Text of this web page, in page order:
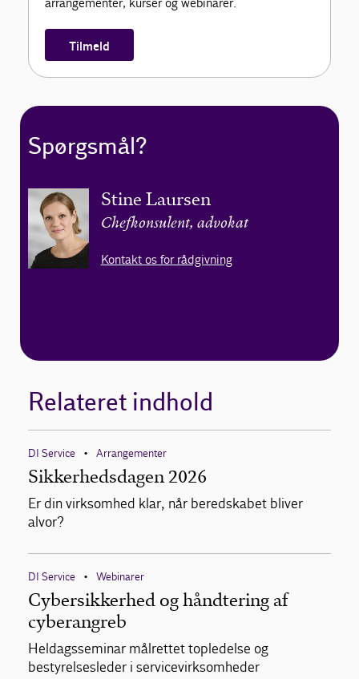
Tilmeld
Spørgsmål?
Stine Laursen
Chefkonsulent, advokat
Kontakt os for rådgivning
Relateret indhold
DI Service • Arrangementer
Sikkerhedsdagen 2026
Er din virksomhed klar, når beredskabet bliver
alvor?
DI Service • Webinarer
Cybersikkerhed og håndtering af
cyberangreb
Heldagsseminar målrettet topledelse og
bestyrelsesleder i servicevirksomheder